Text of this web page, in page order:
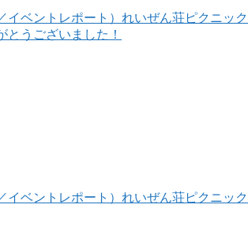
イベントレポート）れいぜん荘ピクニッ
とうございました！
イベントレポート）れいぜん荘ピクニッ